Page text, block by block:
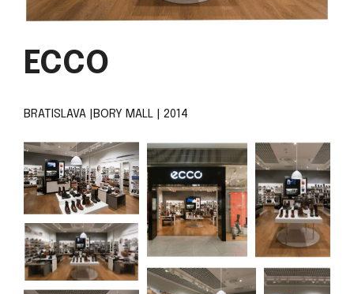
ECCO
BRATISLAVA |BORY MALL | 2014